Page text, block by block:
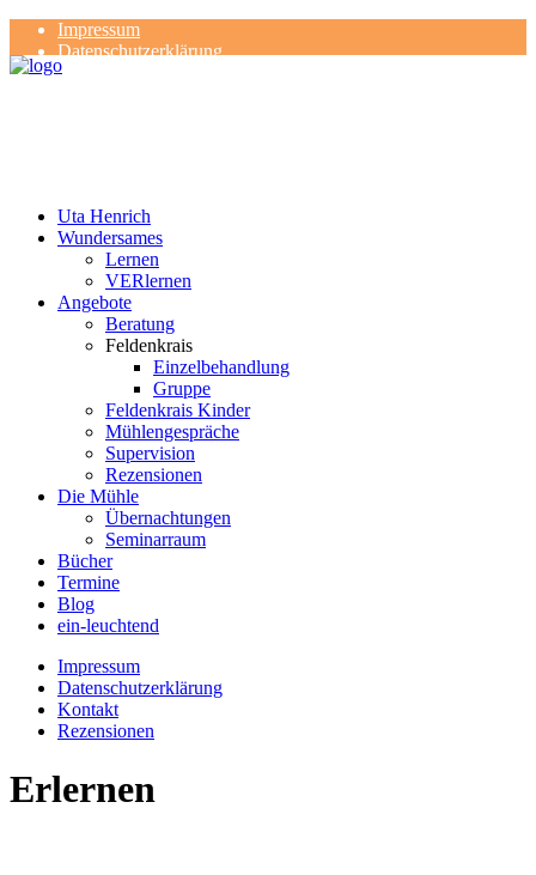
Impressum
Datenschutzerklärung
Kontakt
Uta Henrich
Wundersames
Lernen
VERlernen
Angebote
Beratung
Feldenkrais
Einzelbehandlung
Gruppe
Feldenkrais Kinder
Mühlengespräche
Supervision
Rezensionen
Die Mühle
Übernachtungen
Seminarraum
Bücher
Termine
Blog
ein-leuchtend
Impressum
Datenschutzerklärung
Kontakt
Rezensionen
Erlernen